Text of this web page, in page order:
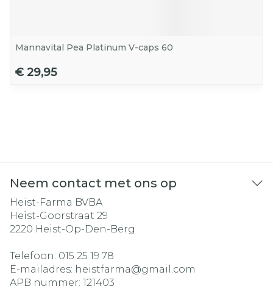
Mannavital Pea Platinum V-caps 60
€ 29,95
Neem contact met ons op
Heist-Farma BVBA
Heist-Goorstraat 29
2220 Heist-Op-Den-Berg
Telefoon: 015 25 19 78
E-mailadres: heistfarma@gmail.com
APB nummer: 121403